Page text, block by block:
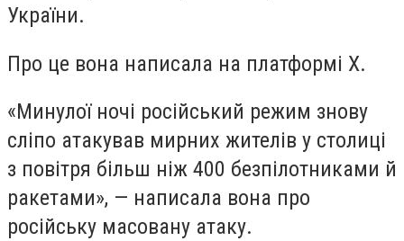
України.
Про це вона написала на платформі X.
«Минулої ночі російський режим знову
сліпо атакував мирних жителів у столиці
з повітря більш ніж 400 безпілотниками й
ракетами», — написала вона про
російську масовану атаку.